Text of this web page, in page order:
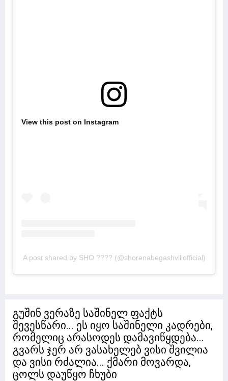
View this post on Instagram
A post shared by SHO ???? (@shorenabegashviliofficial)
გუშინ ვერაზე საშინელ ფაქტს
შევესწარი... ეს იყო საშინელი კადრები,
რომელიც არასოდეს დამავიწყდება...
გვარს ჯერ არ ვასახელებ ვისი შვილია
და ვისი რძალია... ქმარი მოვარდა,
ცოლს დაუწყო ჩხუბი